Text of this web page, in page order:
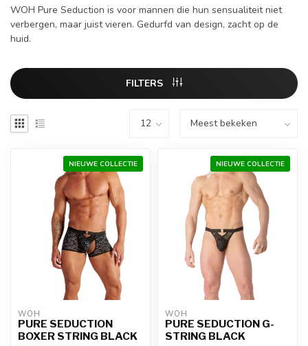
WOH Pure Seduction is voor mannen die hun sensualiteit niet
verbergen, maar juist vieren. Gedurfd van design, zacht op de
huid.
FILTERS
NIEUWE COLLECTIE
WOH
PURE SEDUCTION
BOXER STRING BLACK
NIEUWE COLLECTIE
WOH
PURE SEDUCTION G-
STRING BLACK